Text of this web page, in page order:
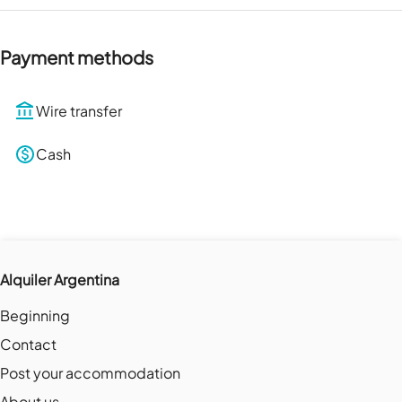
Payment methods
Wire transfer
Cash
Alquiler Argentina
Beginning
Contact
Post your accommodation